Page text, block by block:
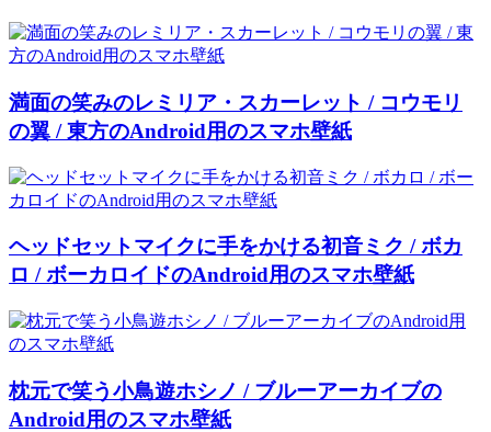
満面の笑みのレミリア・スカーレット / コウモリ
の翼 / 東方のAndroid用のスマホ壁紙
ヘッドセットマイクに手をかける初音ミク / ボカ
ロ / ボーカロイドのAndroid用のスマホ壁紙
枕元で笑う小鳥遊ホシノ / ブルーアーカイブの
Android用のスマホ壁紙